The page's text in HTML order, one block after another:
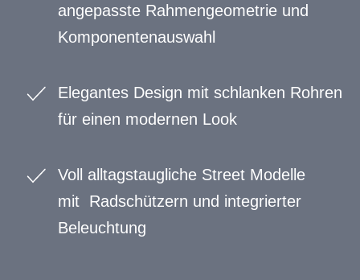
angepasste Rahmengeometrie und
Komponentenauswahl
Elegantes Design mit schlanken Rohren
für einen modernen Look
Voll alltagstaugliche Street Modelle
mit Radschützern und integrierter
Beleuchtung